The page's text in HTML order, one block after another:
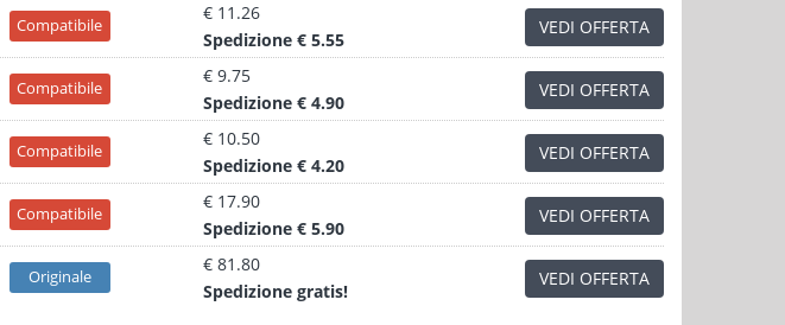
Compatibile
€ 11.26
Spedizione € 5.55
VEDI OFFERTA
Compatibile
€ 9.75
Spedizione € 4.90
VEDI OFFERTA
Compatibile
€ 10.50
Spedizione € 4.20
VEDI OFFERTA
Compatibile
€ 17.90
Spedizione € 5.90
VEDI OFFERTA
Originale
€ 81.80
Spedizione gratis!
VEDI OFFERTA